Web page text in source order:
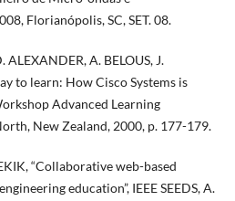
Florianópolis, SC, SET. 08.
A. BELOUS, J.
to learn: How Cisco Systems is
Advanced Learning
New Zealand, 2000, p. 177-179.
“Collaborative web-based
education”, IEEE SEEDS, A.